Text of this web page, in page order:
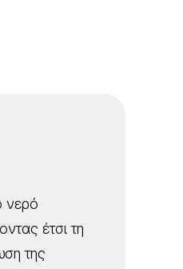
νερό
έτσι τη
της